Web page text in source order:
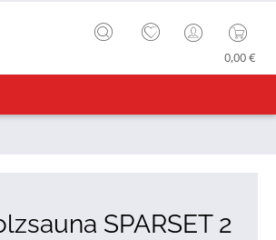
0,00 €
SPARSET 2